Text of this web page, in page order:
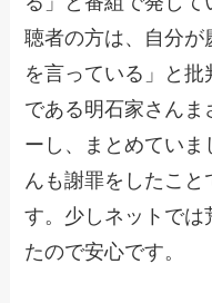
聴者の方は、自分
を言っている」と
である明石家さんま
ーし、まとめていま
んも謝罪をしたこ
す。少しネットでは
たので安心です。